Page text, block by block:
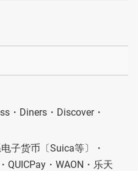
・Diners・Discover・
子货币〔Suica等〕・
QUICPay・WAON・乐天